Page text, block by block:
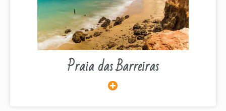
Praia das Barreiras